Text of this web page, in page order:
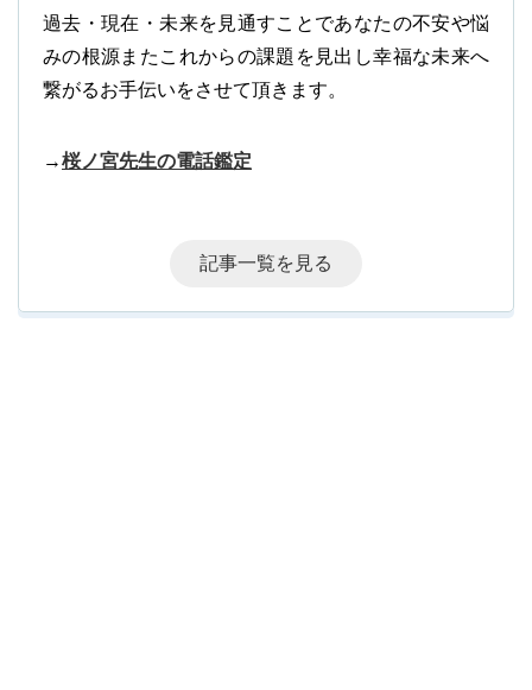
過去・現在・未来を見通すことであなたの不安や悩
みの根源またこれからの課題を見出し幸福な未来へ
繋がるお手伝いをさせて頂きます。
→桜ノ宮先生の電話鑑定
記事一覧を見る